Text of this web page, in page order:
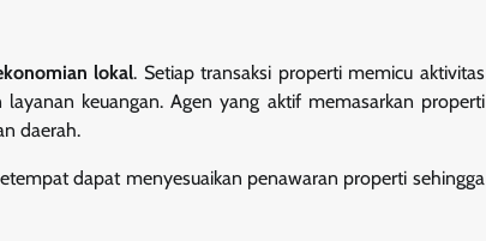
lokal. Setiap transaksi properti memicu aktivitas
keuangan. Agen yang aktif memasarkan properti
daerah.
dapat menyesuaikan penawaran properti sehingga